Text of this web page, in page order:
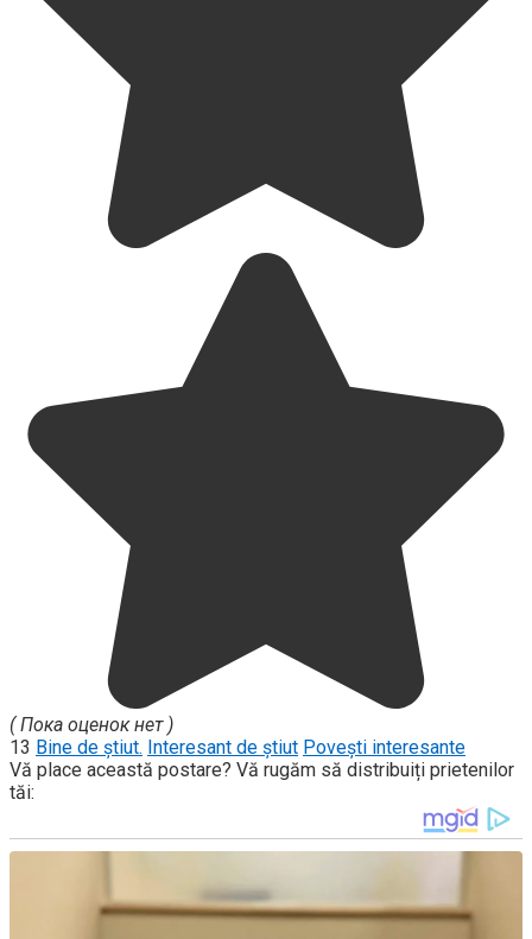
( Пока оценок нет )
13 Bine de știut. Interesant de știut Povești interesante
Vă place această postare? Vă rugăm să distribuiți prietenilor
tăi: